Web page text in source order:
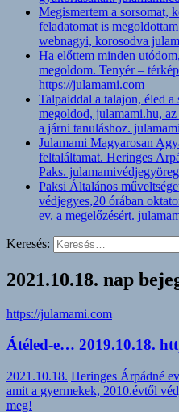
Megismertem a sorsomat,
feladatomat is
webnagyi, korosodva
Ha előttem minden
megoldom. Tenyér –
https://julamami.com
Talpaiddal a talajon, éled a
megoldod, julamami.hu,
a járni tanuláshoz.
Julamami Magyarosan
feltaláltamat. Heringes
Paks.
Paksi Általános
védjegyes,20 órában
ev. a megelőzésért.
Keresés:
2021.10.18. nap
https://julamami.com
Átéled-e… 2019.10.18.
2021.10.18. Heringes Árpádné
amit a gyermekek, 2010.évtől
meg!